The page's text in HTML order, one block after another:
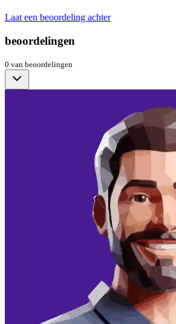
Laat een beoordeling achter
beoordelingen
0 van beoordelingen